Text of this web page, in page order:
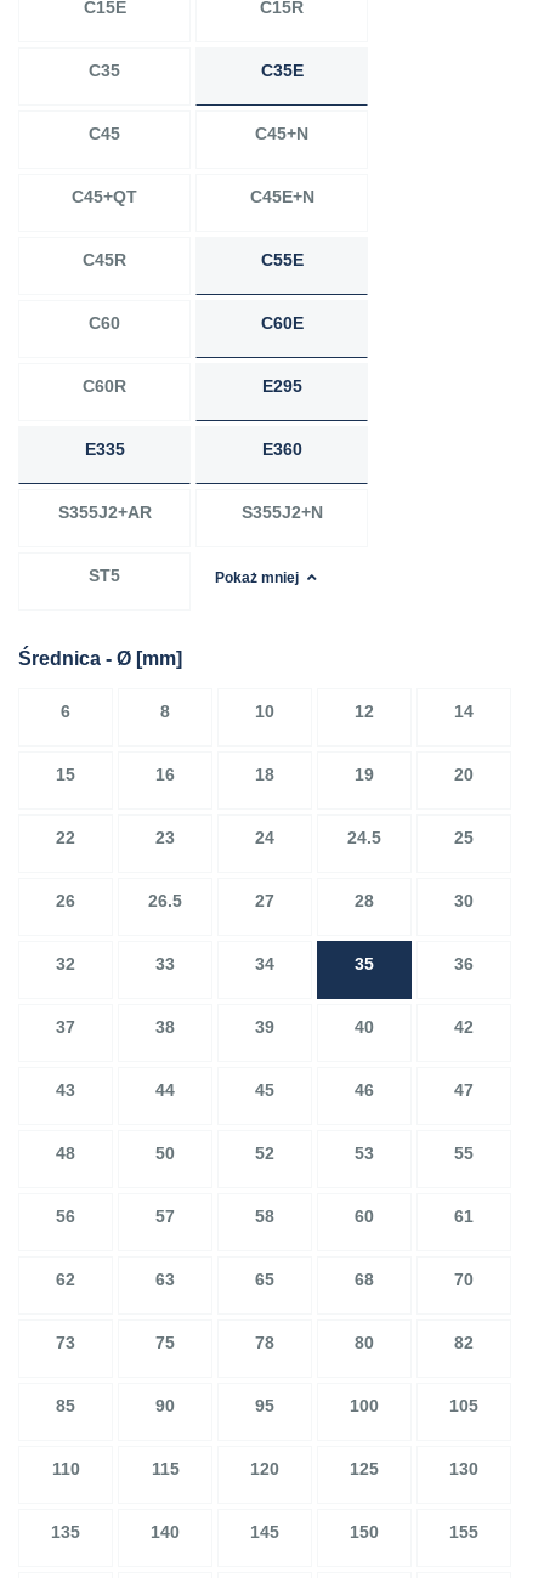
C15E C15R
C35 C35E
C45 C45+N
C45+QT C45E+N
C45R C55E
C60 C60E
C60R E295
E335 E360
S355J2+AR S355J2+N
ST5 Pokaż mniej
Średnica - Ø [mm]
6 8 10 12 14
15 16 18 19 20
22 23 24 24.5 25
26 26.5 27 28 30
32 33 34 35 36
37 38 39 40 42
43 44 45 46 47
48 50 52 53 55
56 57 58 60 61
62 63 65 68 70
73 75 78 80 82
85 90 95 100 105
110 115 120 125 130
135 140 145 150 155